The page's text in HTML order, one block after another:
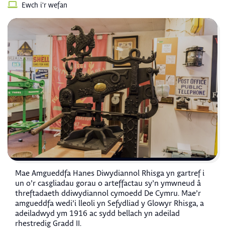
Ewch i'r wefan
Mae Amgueddfa Hanes Diwydiannol Rhisga yn gartref i
un o’r casgliadau gorau o arteffactau sy’n ymwneud â
threftadaeth ddiwydiannol cymoedd De Cymru. Mae’r
amgueddfa wedi’i lleoli yn Sefydliad y Glowyr Rhisga, a
adeiladwyd ym 1916 ac sydd bellach yn adeilad
rhestredig Gradd II.